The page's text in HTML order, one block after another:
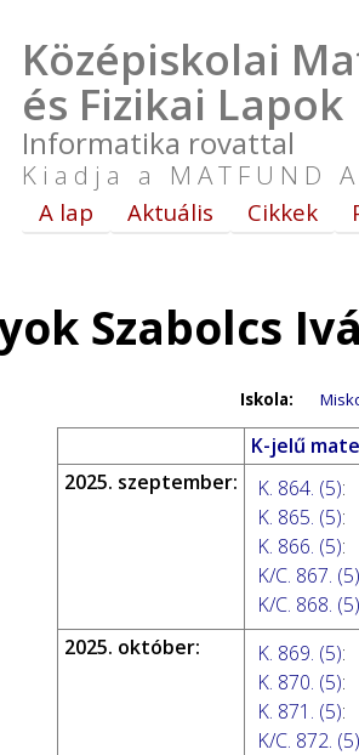
Középiskolai
és Fizikai Lapok
Informatika rovattal
Kiadja a MATFUND
A lap Aktuális Cikkek
Szabolcs
Iskola:
K-jelű
2025. szeptember:
K. 864. (5):
K. 865. (5):
K. 866. (5):
K/C. 867. (5)
K/C. 868. (5)
2025. október:
K. 869. (5):
K. 870. (5):
K. 871. (5):
K/C. 872. (5)